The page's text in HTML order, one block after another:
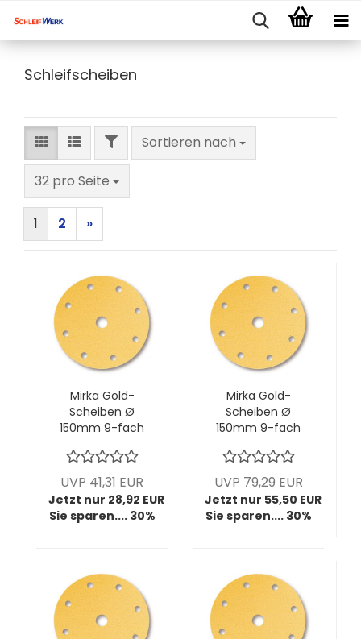
Schleifscheiben
FILTERSortieren nach
Sortieren nach
32 pro Seite
pro Seite
1 2 »
Mirka Gold-
Scheiben Ø
150mm 9-fach
50 Stck/Pck
UVP 41,31 EUR
Jetzt nur 28,92 EUR
Sie sparen.... 30%
Mirka Gold-
Scheiben Ø
150mm 9-fach
100 Stck/Pck
UVP 79,29 EUR
Jetzt nur 55,50 EUR
Sie sparen.... 30%